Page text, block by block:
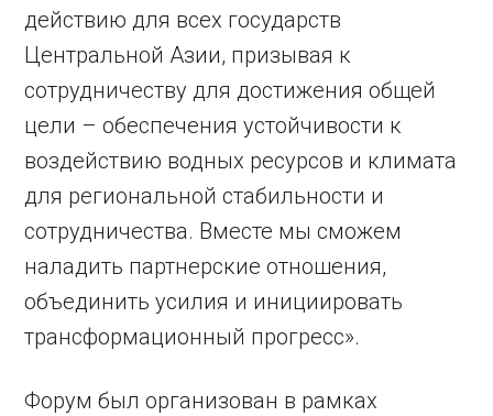
действию для всех государств
Центральной Азии, призывая к
сотрудничеству для достижения общей
цели – обеспечения устойчивости к
воздействию водных ресурсов и климата
для региональной стабильности и
сотрудничества. Вместе мы сможем
наладить партнерские отношения,
объединить усилия и инициировать
трансформационный прогресс».
Форум был организован в рамках